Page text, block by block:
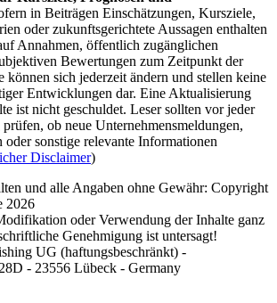
in Beiträgen Einschätzungen, Kursziele,
oder zukunftsgerichtete Aussagen enthalten
Annahmen, öffentlich zugänglichen
Bewertungen zum Zeitpunkt der
können sich jederzeit ändern und stellen keine
Entwicklungen dar. Eine Aktualisierung
ist nicht geschuldet. Leser sollten vor jeder
ob neue Unternehmensmeldungen,
sonstige relevante Informationen
Disclaimer)
und alle Angaben ohne Gewähr: Copyright
2026
oder Verwendung der Inhalte ganz
Genehmigung ist untersagt!
UG (haftungsbeschränkt) -
- 23556 Lübeck - Germany